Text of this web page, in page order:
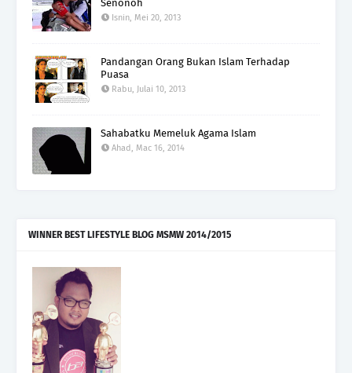
Senonoh
Isnin, Mei 20, 2013
Pandangan Orang Bukan Islam Terhadap
Puasa
Rabu, Julai 10, 2013
Sahabatku Memeluk Agama Islam
Ahad, Mac 16, 2014
WINNER BEST LIFESTYLE BLOG MSMW 2014/2015